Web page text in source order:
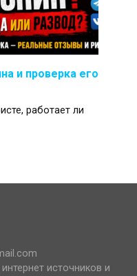
и проверка его
работает ли
источников и